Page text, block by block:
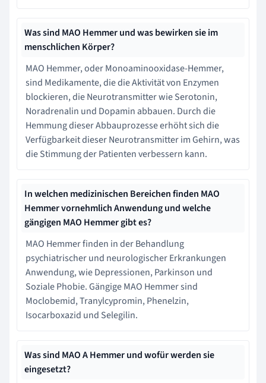
Was sind MAO Hemmer und was bewirken sie im
menschlichen Körper?
MAO Hemmer, oder Monoaminooxidase-Hemmer,
sind Medikamente, die die Aktivität von Enzymen
blockieren, die Neurotransmitter wie Serotonin,
Noradrenalin und Dopamin abbauen. Durch die
Hemmung dieser Abbauprozesse erhöht sich die
Verfügbarkeit dieser Neurotransmitter im Gehirn, was
die Stimmung der Patienten verbessern kann.
In welchen medizinischen Bereichen finden MAO
Hemmer vornehmlich Anwendung und welche
gängigen MAO Hemmer gibt es?
MAO Hemmer finden in der Behandlung
psychiatrischer und neurologischer Erkrankungen
Anwendung, wie Depressionen, Parkinson und
Soziale Phobie. Gängige MAO Hemmer sind
Moclobemid, Tranylcypromin, Phenelzin,
Isocarboxazid und Selegilin.
Was sind MAO A Hemmer und wofür werden sie
eingesetzt?